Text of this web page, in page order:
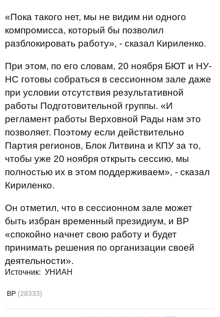
«Пока такого нет, мы не видим ни одного
компромисса, который бы позволил
разблокировать работу», - сказал Кириленко.
При этом, по его словам, 20 ноября БЮТ и НУ-
НС готовы собраться в сессионном зале даже
при условии отсутствия результативной
работы Подготовительной группы. «И
регламент работы Верховной Рады нам это
позволяет. Поэтому если действительно
Партия регионов, Блок Литвина и КПУ за то,
чтобы уже 20 ноября открыть сессию, мы
полностью их в этом поддерживаем», - сказал
Кириленко.
Он отметил, что в сессионном зале может
быть избран временный президиум, и ВР
«спокойно начнет свою работу и будет
принимать решения по организации своей
деятельности».
Источник: УНИАН
ВР (28333)